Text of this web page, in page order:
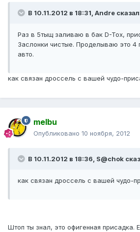
В 10.11.2012 в 18:31, Andre
Раз в 5тыщ заливаю в бак D-Tox,
Заслонки чистые. Проделываю это 4
авто.
как связан дроссель с вашей чудо-
melbu
Опубликовано 10 ноября, 2012
В 10.11.2012 в 18:36, S@chok
как связан дроссель с вашей чудо-
Штоп ты знал, это офигенная присадка.